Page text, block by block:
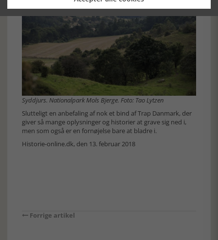
Syddjurs. Nationalpark Mols Bjerge. Foto: Tao Lytzen
Slutteligt en anbefaling af nok et bind af Trap Danmark, der
giver så mange oplysninger og historier at grave sig ned i,
men som også er en fornøjelse bare at bladre i.
Historie-online.dk, den 13. februar 2018
Forrige artikel